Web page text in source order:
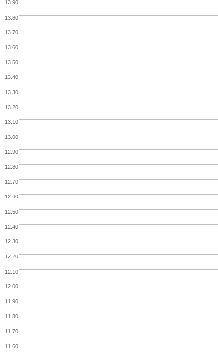
12.00
12.50
13.00
13.50
11.60
11.70
11.80
11.90
12.10
12.20
12.30
12.40
12.60
12.70
12.80
12.90
13.10
13.20
13.30
13.40
13.60
13.70
13.80
13.90